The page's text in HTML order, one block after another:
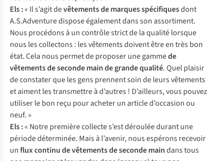
Els :« Il s’agit devêtements de marques spécifiquesdont
A.S.Adventure dispose également dans son assortiment.
Nous procédons à un contrôle strict de la qualité lorsque
nous les collectons : les vêtements doivent être en très bon
état. Cela nous permet de proposer une gammede
vêtements de seconde main de grande qualité. Quel plaisir
de constater que les gens prennent soin de leurs vêtements
et aiment les transmettre à d’autres ! D’ailleurs, vous pouvez
utiliser le bon reçu pour acheter un article d’occasion ou
neuf. »
Els :« Notre première collecte s’est déroulée durant une
période déterminée. Mais à l’avenir, nous espérons recevoir
unflux continu de vêtements de seconde maindans tous